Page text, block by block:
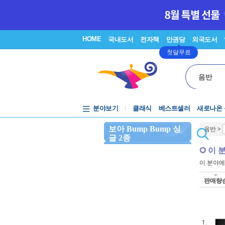
HOME 국내도서 전자책 만권당
첫달무료
외국도서
음반
분야보기 클래식 베스트셀러 새로나온
보아 Bump Bump 싱
글 2종
음반>
이
이 분야
판매량
1.